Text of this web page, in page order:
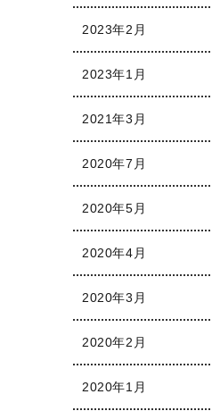
2023年2月
2023年1月
2021年3月
2020年7月
2020年5月
2020年4月
2020年3月
2020年2月
2020年1月